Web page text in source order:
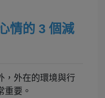
情的 3 個減
，外在的環境與行
重要。